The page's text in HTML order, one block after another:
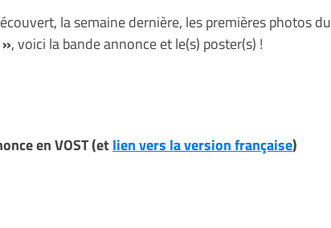
la semaine dernière, les premières photos du
, voici la bande annonce et le(s) poster(s) !
en VOST (et lien vers la version française)